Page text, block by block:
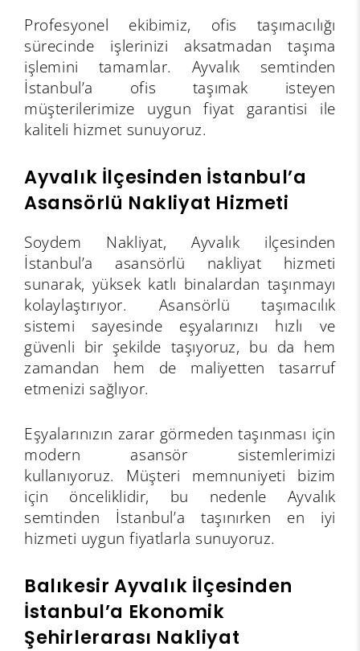
Profesyonel ekibimiz, ofis taşımacılığı
sürecinde işlerinizi aksatmadan taşıma
işlemini tamamlar. Ayvalık semtinden
İstanbul’a ofis taşımak isteyen
müşterilerimize uygun fiyat garantisi ile
kaliteli hizmet sunuyoruz.
Ayvalık İlçesinden İstanbul’a
Asansörlü Nakliyat Hizmeti
Soydem Nakliyat, Ayvalık ilçesinden
İstanbul’a asansörlü nakliyat hizmeti
sunarak, yüksek katlı binalardan taşınmayı
kolaylaştırıyor. Asansörlü taşımacılık
sistemi sayesinde eşyalarınızı hızlı ve
güvenli bir şekilde taşıyoruz, bu da hem
zamandan hem de maliyetten tasarruf
etmenizi sağlıyor.
Eşyalarınızın zarar görmeden taşınması için
modern asansör sistemlerimizi
kullanıyoruz. Müşteri memnuniyeti bizim
için önceliklidir, bu nedenle Ayvalık
semtinden İstanbul’a taşınırken en iyi
hizmeti uygun fiyatlarla sunuyoruz.
Balıkesir Ayvalık İlçesinden
İstanbul’a Ekonomik
Şehirlerarası Nakliyat